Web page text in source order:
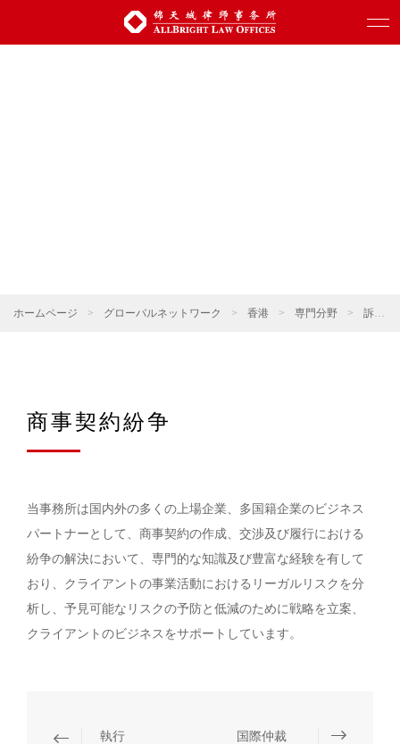
ホームページ > グローバルネットワーク > 香港 > 専門分野 > 訴訟・仲裁
商事契約紛争
当事務所は国内外の多くの上場企業、多国籍企業のビジネス
パートナーとして、商事契約の作成、交渉及び履行における
紛争の解決において、専門的な知識及び豊富な経験を有して
おり、クライアントの事業活動におけるリーガルリスクを分
析し、予見可能なリスクの予防と低減のために戦略を立案、
クライアントのビジネスをサポートしています。
執行 国際仲裁